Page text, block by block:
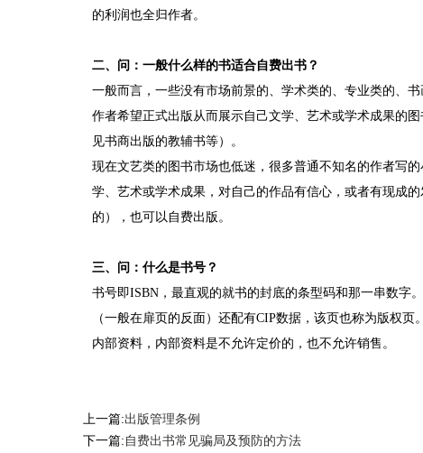
的利润也全归作者。
二、问：一般什么样的书适合自费出书？
一般而言，一些没有市场前景的、学术类的、专业类的、
作者希望正式出版从而展示自己文学、艺术或学术成果的
见书商出版的教辅书等）。
现在文艺类的图书市场也低迷，很多普通不知名的作者写
学、艺术或学术成果，对自己的作品有信心，或者有现成
的），也可以自费出版。
三、问：什么是书号？
书号即ISBN，最直观的就书的封底的条型码和那一串数字
（一般在扉页的反面）还配有CIP数据，该页也称为版权
内部资料，内部资料是不允许定价的，也不允许销售。
上一篇:出版管理条例
下一篇: 自费出书常见骗局及预防的方法